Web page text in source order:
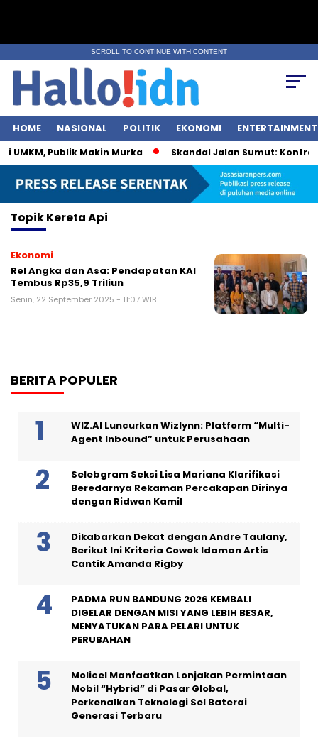
SCROLL TO CONTINUE WITH CONTENT
HOME NASIONAL POLITIK EKONOMI ENTERTAINMENT
Publik Makin Murka Skandal Jalan Sumut:
TopikKereta Api
Ekonomi
Rel Angka dan Asa: Pendapatan KAI
Tembus Rp35,9 Triliun
Senin, 22 September 2025 - 11:07 WIB
BERITA POPULER
WIZ.AI Luncurkan Wizlynn: Platform “Multi-
Agent Inbound” untuk Perusahaan
Selebgram Seksi Lisa Mariana Klarifikasi
Beredarnya Rekaman Percakapan Dirinya
dengan Ridwan Kamil
Dikabarkan Dekat dengan Andre Taulany,
Berikut Ini Kriteria Cowok Idaman Artis
Cantik Amanda Rigby
PADMA RUN BANDUNG 2026 KEMBALI
DIGELAR DENGAN MISI YANG LEBIH BESAR,
MENYATUKAN PARA PELARI UNTUK
PERUBAHAN
Molicel Manfaatkan Lonjakan Permintaan
Mobil “Hybrid” di Pasar Global,
Perkenalkan Teknologi Sel Baterai
Generasi Terbaru